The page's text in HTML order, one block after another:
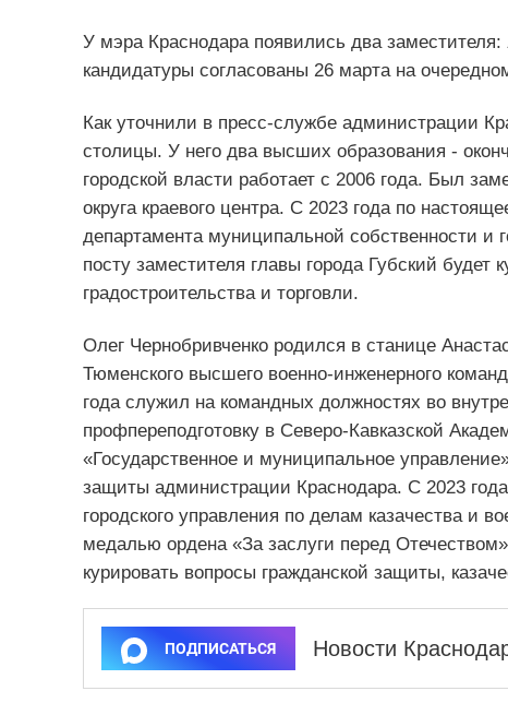
У мэра Краснодара появились два заместителя:
кандидатуры согласованы 26 марта на
Как уточнили в пресс-службе администрации
столицы. У него два высших образования -
городской власти работает с 2006 года. Был
округа краевого центра. С 2023 года по
департамента муниципальной собственности и
посту заместителя главы города Губский
градостроительства и торговли.
Олег Чернобривченко родился в станице
Тюменского высшего военно-инженерного
года служил на командных должностях во
профпереподготовку в Северо-Кавказской
«Государственное и муниципальное
защиты администрации Краснодара. С 2023
городского управления по делам казачества и
медалью ордена «За заслуги перед
курировать вопросы гражданской защиты,
ПОДПИСАТЬСЯ Новости